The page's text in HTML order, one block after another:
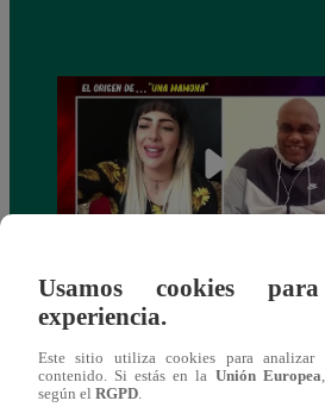
Snack Bamm: Mira las divertidas
hechas al cómico Joao [Video]
Usamos cookies
experiencia.
Este sitio utiliza cookies para analizar
contenido. Si estás en la Unión Europea
según el RGPD